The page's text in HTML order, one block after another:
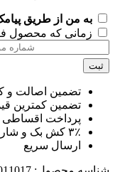
به من از طریق پیامک
زمانی که محصول
تضمین اصالت و
تضمین کمترین قیمت
پرداخت اقساطی
۳٪ کش بک و شارژ کیف پول
ارسال سریع